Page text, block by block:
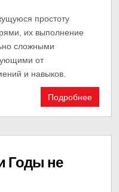
простоту
их выполнение
сложными
от
и навыков.
Подробнее
Годы не